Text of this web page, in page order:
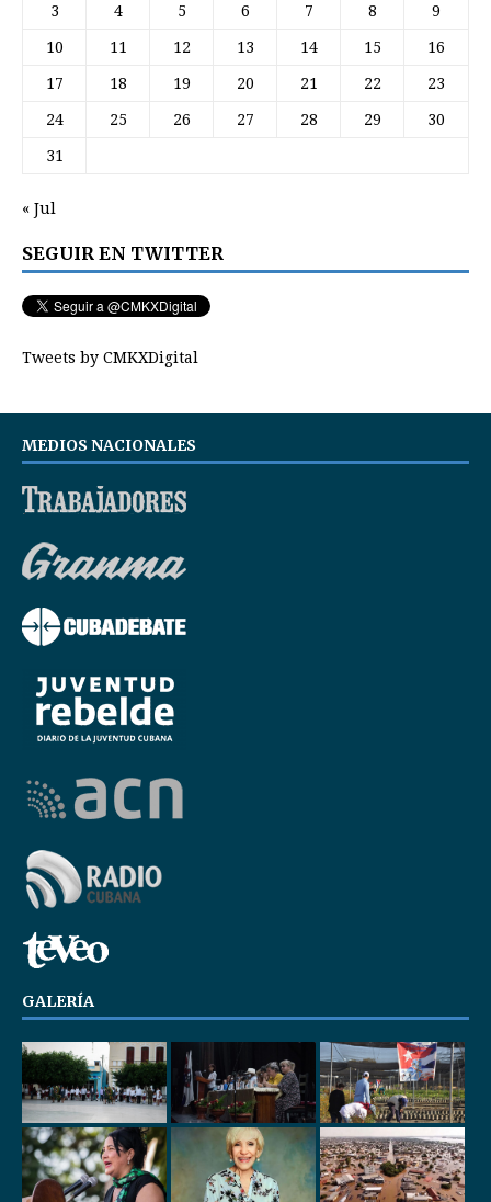
3 4 5 6 7 8 9
10 11 12 13 14 15 16
17 18 19 20 21 22 23
24 25 26 27 28 29 30
31
« Jul
SEGUIR EN TWITTER
Tweets by CMKXDigital
MEDIOS NACIONALES
GALERÍA